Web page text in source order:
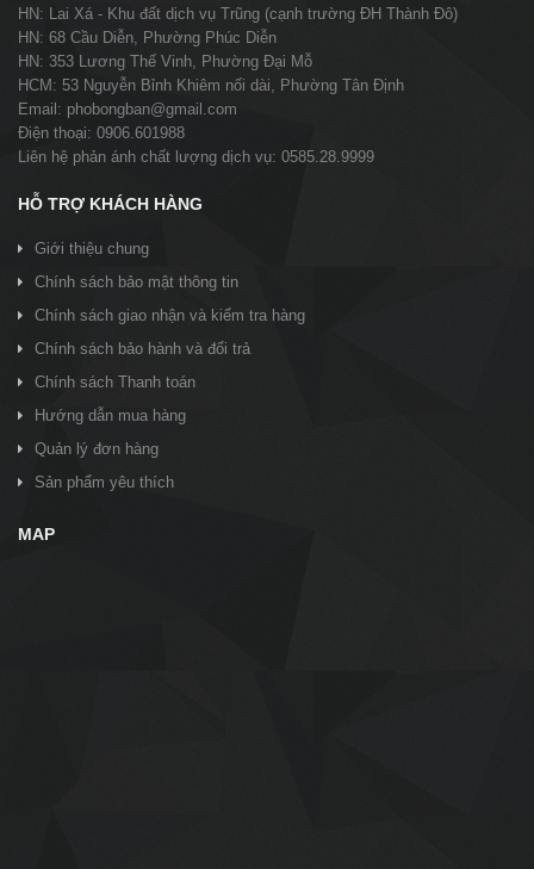
HN: Lai Xá - Khu đất dịch vụ Trũng (cạnh trường ĐH Thành Đô)
HN: 68 Cầu Diễn, Phường Phúc Diễn
HN: 353 Lương Thế Vinh, Phường Đại Mỗ
HCM: 53 Nguyễn Bỉnh Khiêm nối dài, Phường Tân Định
Email: phobongban@gmail.com
Điện thoại: 0906.601988
Liên hệ phản ánh chất lượng dịch vụ: 0585.28.9999
HỖ TRỢ KHÁCH HÀNG
Giới thiệu chung
Chính sách bảo mật thông tin
Chính sách giao nhận và kiểm tra hàng
Chính sách bảo hành và đổi trả
Chính sách Thanh toán
Hướng dẫn mua hàng
Quản lý đơn hàng
Sản phẩm yêu thích
MAP